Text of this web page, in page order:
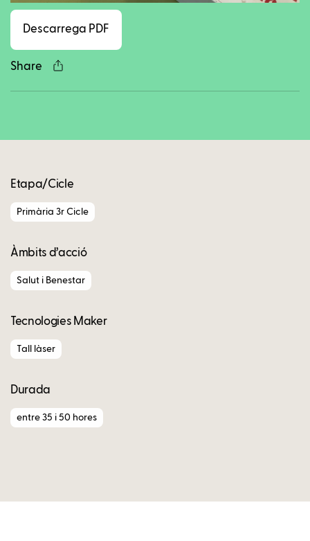
Descarrega PDF
Share
Etapa/Cicle
Primària 3r Cicle
Àmbits d’acció
Salut i Benestar
Tecnologies Maker
Tall làser
Durada
entre 35 i 50 hores